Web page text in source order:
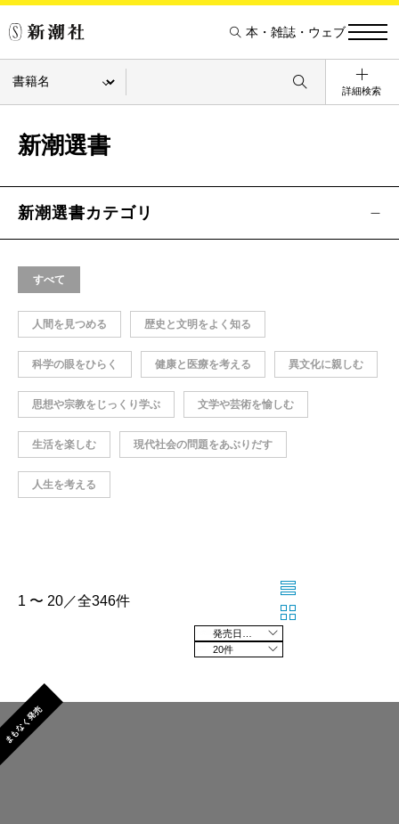
本・雑誌・ウェブ
詳細検索
新潮選書
新潮選書カテゴリ
すべて
人間を見つめる 歴史と文明をよく知る
科学の眼をひらく 健康と医療を考える 異文化に親しむ
思想や宗教をじっくり学ぶ 文学や芸術を愉しむ
生活を楽しむ 現代社会の問題をあぶりだす
人生を考える
1 〜 20／全346件
20件
まもなく発売